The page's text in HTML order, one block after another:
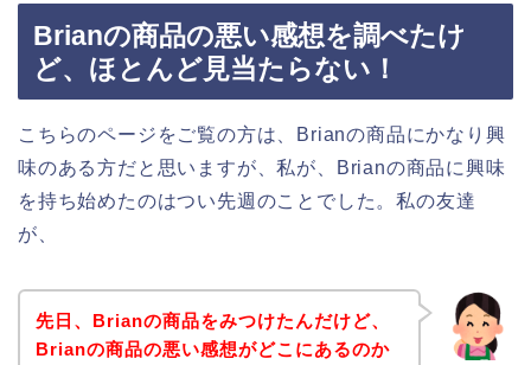
Brianの商品の悪い感想を調べたけ
ど、ほとんど見当たらない！
こちらのページをご覧の方は、Brianの商品にかなり興
味のある方だと思いますが、私が、Brianの商品に興味
を持ち始めたのはつい先週のことでした。私の友達
が、
先日、Brianの商品をみつけたんだけど、
Brianの商品の悪い感想がどこにあるのか